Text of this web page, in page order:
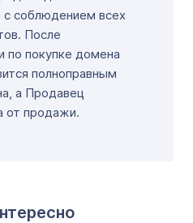
соблюдением всех
После
по покупке домена
полноправным
а Продавец
от продажи.